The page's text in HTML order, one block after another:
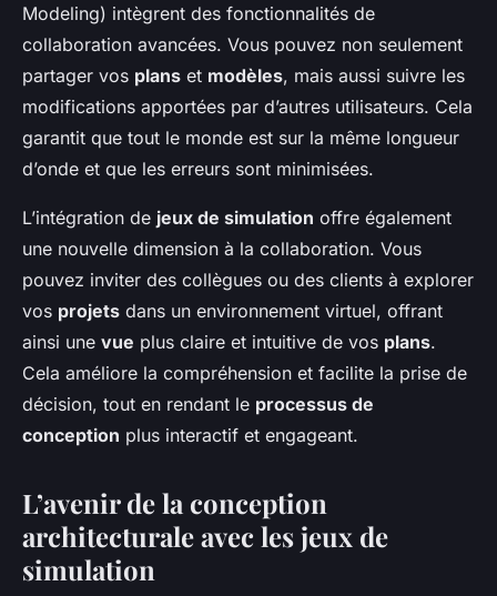
Modeling) intègrent des fonctionnalités de
collaboration avancées. Vous pouvez non seulement
partager vos plans et modèles, mais aussi suivre les
modifications apportées par d’autres utilisateurs. Cela
garantit que tout le monde est sur la même longueur
d’onde et que les erreurs sont minimisées.
L’intégration de jeux de simulation offre également
une nouvelle dimension à la collaboration. Vous
pouvez inviter des collègues ou des clients à explorer
vos projets dans un environnement virtuel, offrant
ainsi une vue plus claire et intuitive de vos plans.
Cela améliore la compréhension et facilite la prise de
décision, tout en rendant le processus de
conception plus interactif et engageant.
L’avenir de la conception
architecturale avec les jeux de
simulation